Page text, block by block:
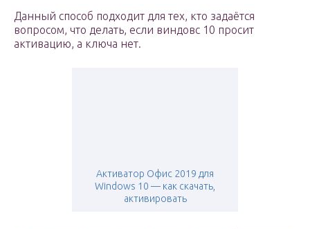
Данный способ подходит для тех, кто задаётся
вопросом, что делать, если виндовс 10 просит
активацию, а ключа нет.
Активатор Офис 2019 для
Windows 10 — как скачать,
активировать